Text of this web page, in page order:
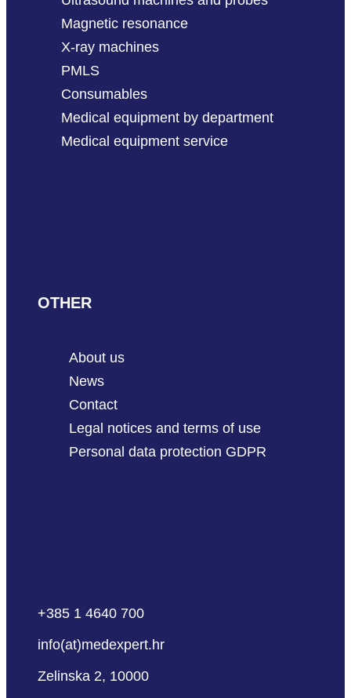
Magnetic resonance
X-ray machines
PMLS
Consumables
Medical equipment by department
Medical equipment service
OTHER
About us
News
Contact
Legal notices and terms of use
Personal data protection GDPR
+385 1 4640 700
info(at)medexpert.hr
Zelinska 2, 10000